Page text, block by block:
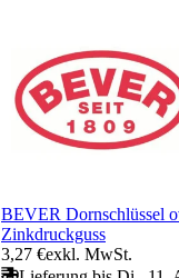
BEVER Dornschlüssel
Zinkdruckguss
3,27 €exkl. MwSt.